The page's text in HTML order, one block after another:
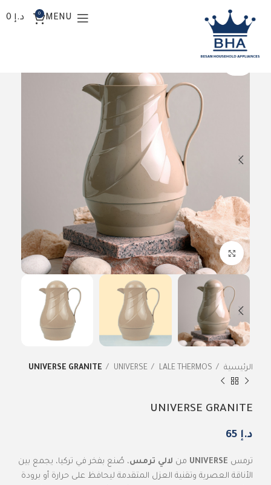
MENU
0 د.إ
SOLD O
Click to enlarge
الرئيسية LALE THERMOS
UNIVERSE
UNIVERSE GRANITE
UNIVERSE GRANITE
د.إ
ترمس UNIVERSE من لالي ترمس، صُنع بفخر في تركيا، يجمع بين
الأناقة العصرية وتقنية العزل المتقدمة ليحافظ على حرارة أو برودة